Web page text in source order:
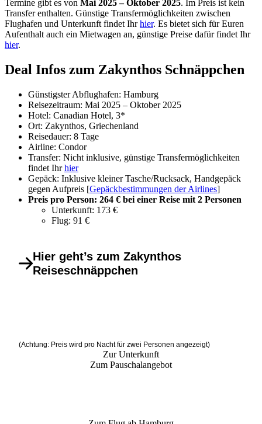
Termine gibt es von Mai 2025 – Oktober 2025. Im Preis ist kein
Transfer enthalten. Günstige Transfermöglichkeiten zwischen
Flughafen und Unterkunft findet Ihrhier. Es bietet sich für Euren
Aufenthalt auch ein Mietwagen an, günstige Preise dafür findet Ihr
hier.
Deal Infos zum Zakynthos Schnäppchen
Günstigster Abflughafen: Hamburg
Reisezeitraum: Mai 2025 – Oktober 2025
Hotel: Canadian Hotel, 3*
Ort: Zakynthos, Griechenland
Reisedauer: 8 Tage
Airline: Condor
Transfer: Nicht inklusive, günstige Transfermöglichkeiten
findet Ihrhier
Gepäck: Inklusive kleiner Tasche/Rucksack, Handgepäck
gegen Aufpreis [Gepäckbestimmungen der Airlines]
Preis pro Person: 264 € bei einer Reise mit 2 Personen
Unterkunft: 173 €
Flug: 91 €
Hier geht’s zum Zakynthos
Reiseschnäppchen
(Achtung: Preis wird pro Nacht für zwei Personen angezeigt)
Zur Unterkunft
Zum Pauschalangebot